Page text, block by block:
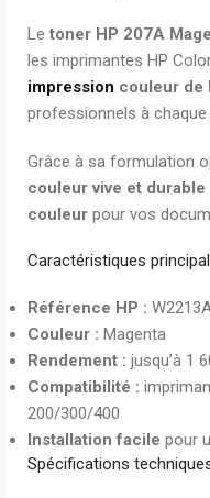
Le toner HP 207A
les imprimantes HP
impression couleur de
professionnels à chaque
Grâce à sa formulation
couleur vive et durable
couleur pour vos
Caractéristiques
Référence HP :
Couleur : Magenta
Rendement : jusqu’à 1
Compatibilité :
200/300/400
Installation facile pour
Spécifications